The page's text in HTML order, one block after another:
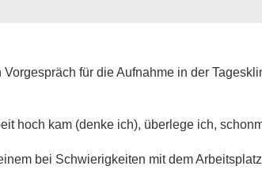
für die Aufnahme in der
hoch kam (denke ich), überlege ich,
bei Schwierigkeiten mit dem